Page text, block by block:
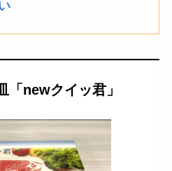
「newクイッ君」